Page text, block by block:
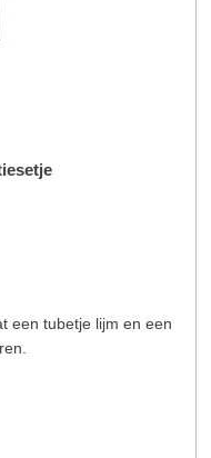
een tubetje lijm en een